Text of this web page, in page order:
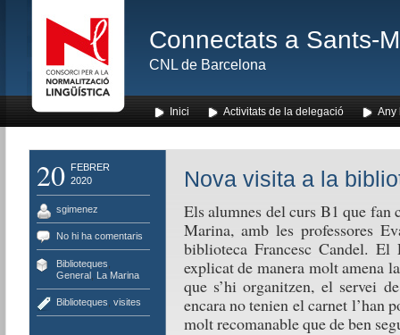
Connectats a Sants-
CNL de Barcelona
Inici Activitats de la delegació Any
20
FEBRER
2020
sgimenez
No hi ha comentaris
Biblioteques
General, La Marina
Biblioteques visites
Nova visita a la
Els alumnes del curs B1 que fan
Marina, amb les professores
biblioteca Francesc Candel.
explicat de manera molt amena
que s’hi organitzen, el servei
encara no tenien el carnet l’han
molt recomanable que de ben